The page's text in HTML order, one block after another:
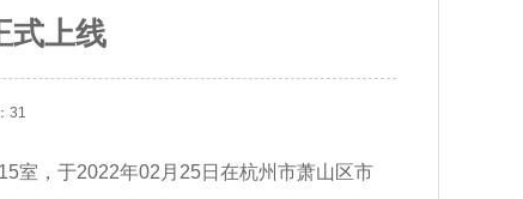
式上线
31
室，于2022年02月25日在杭州市萧山区市